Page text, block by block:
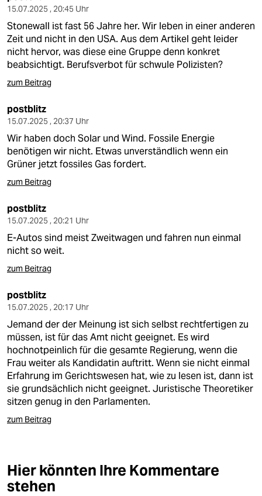
15.07.2025 , 20:45 Uhr
Stonewall ist fast 56 Jahre her. Wir leben in einer anderen
Zeit und nicht in den USA. Aus dem Artikel geht leider
nicht hervor, was diese eine Gruppe denn konkret
beabsichtigt. Berufsverbot für schwule Polizisten?
zum Beitrag
postblitz
15.07.2025 , 20:37 Uhr
Wir haben doch Solar und Wind. Fossile Energie
benötigen wir nicht. Etwas unverständlich wenn ein
Grüner jetzt fossiles Gas fordert.
zum Beitrag
postblitz
15.07.2025 , 20:21 Uhr
E-Autos sind meist Zweitwagen und fahren nun einmal
nicht so weit.
zum Beitrag
postblitz
15.07.2025 , 20:17 Uhr
Jemand der der Meinung ist sich selbst rechtfertigen zu
müssen, ist für das Amt nicht geeignet. Es wird
hochnotpeinlich für die gesamte Regierung, wenn die
Frau weiter als Kandidatin auftritt. Wenn sie nicht einmal
Erfahrung im Gerichtswesen hat, wie zu lesen ist, dann ist
sie grundsächlich nicht geeignet. Juristische Theoretiker
sitzen genug in den Parlamenten.
zum Beitrag
Hier könnten Ihre Kommentare
stehen